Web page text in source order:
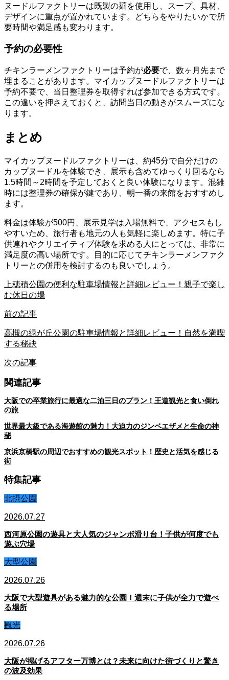
ヌードルファクトリーは既製の麺を使用し、スープ、具材、
デザインに重点が置かれています。どちらをやりたいかで所
要時間や満足感も変わります。
予約の必要性
チキンラーメンファクトリーは予約が必要で、数ヶ月先まで
埋まることがあります。マイカップヌードルファクトリーは
予約不要で、当日整理券を取得すれば参加できる方式です。
この違いを押さえておくと、訪問当日の動きがスムーズにな
ります。
まとめ
マイカップヌードルファクトリーは、約45分で自分だけの
カップヌードルを体験でき、展示も含めてゆっくり回るなら
1.5時間～2時間を予定しておくと良い体験になります。混雑
時には整理券の確保が鍵であり、朝一番の来館をおすすめし
ます。
料金は体験が500円、展示見学は入場無料で、アクセスもし
やすいため、旅行者も地元の人も気軽に楽しめます。特に子
供連れやクリエイティブ体験を求める人にとっては、非常に
満足度の高い場所です。目的に応じてチキンラーメンファク
トリーとの併用を検討するのも良いでしょう。
上穂積公園の便利な駐車場情報と詳細レビュー！親子で楽し
む休日の場
前の記事
高槻の緑が丘公園の駐車場情報と詳細レビュー！自然を満喫
する秘訣
次の記事
関連記事
大阪での卒業旅行に最適な二泊三日のプラン！王道観光と食い倒れ
の旅
世界最大級である海遊館の魅力！大迫力のジンベエザメと生命の神
秘
京浜京橋駅の周辺でおすすめの観光スポット！歴史と活気を感じる
街
特集記事
北摂公園
2026.07.27
西河原公園の遊具と大人気のジャンボ滑り台！子供が何度でも
遊ぶ穴場
大型公園
2026.07.26
大阪で大型遊具がある魅力的な公園！週末に子供が全力で遊べ
る場所
観光
2026.07.26
大阪が掲げるアフター万博とは？未来に向けた街づくりと驚き
の波及効果